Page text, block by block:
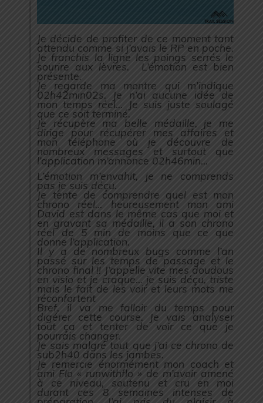
Je décide de profiter de ce moment tant
attendu comme si j’avais le RP en poche.
Je franchis la ligne les poings serrés le
sourire aux lèvres. L’émotion est bien
présente.
Je regarde ma montre qui m’indique
02h42min02s. Je n’ai aucune idée de
mon temps réel… Je suis juste soulagé
que ce soit terminé.
Je récupère ma belle médaille, je me
dirige pour récupérer mes affaires et
mon téléphone où je découvre de
nombreux messages et surtout que
l’application m’annonce 02h46min…
L’émotion m’envahit, je ne comprends
pas je suis déçu.
Je tente de comprendre quel est mon
chrono réel… heureusement mon ami
David est dans le même cas que moi et
en gravant sa médaille, il a son chrono
réel de 5 min de moins que ce que
donne l’application.
Il y a de nombreux bugs comme l’an
passé sur les temps de passage et le
chrono final !! J’appelle vite mes doudous
en visio et je craque… je suis déçu, triste
mais le fait de les voir et leurs mots me
réconfortent
Bref, il va me falloir du temps pour
digérer cette course. Je vais analyser
tout ça et tenter de voir ce que je
pourrais changer.
Je sais malgré tout que j’ai ce chrono de
sub2h40 dans les jambes.
Je remercie énormément mon coach et
ami Flo « runwithflo » de m’avoir amené
à ce niveau, soutenu et cru en moi
durant ces 8 semaines intenses de